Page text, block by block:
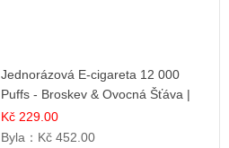
Jednorázová E-cigareta 12 000
Puffs - Broskev & Ovocná Šťáva |
Osvěžující ovocná směs
Kč 229.00
Byla： Kč 452.00